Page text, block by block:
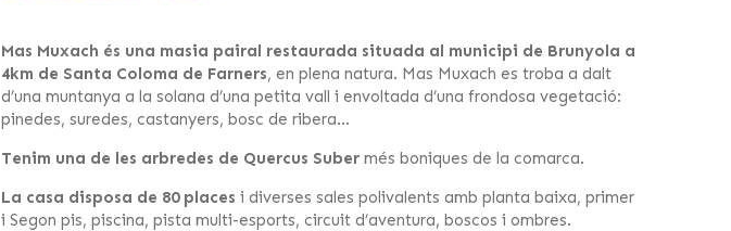
Mas Muxach és una masia pairal restaurada situada al municipi de Brunyola a
4km de Santa Coloma de Farners, en plena natura. Mas Muxach es troba a dalt
d’una muntanya a la solana d’una petita vall i envoltada d’una frondosa vegetació:
pinedes, suredes, castanyers, bosc de ribera…
Tenim una de les arbredes de Quercus Suber més boniques de la comarca.
La casa disposa de 80 places i diverses sales polivalents amb planta baixa, primer
i Segon pis, piscina, pista multi-esports, circuit d’aventura, boscos i ombres.